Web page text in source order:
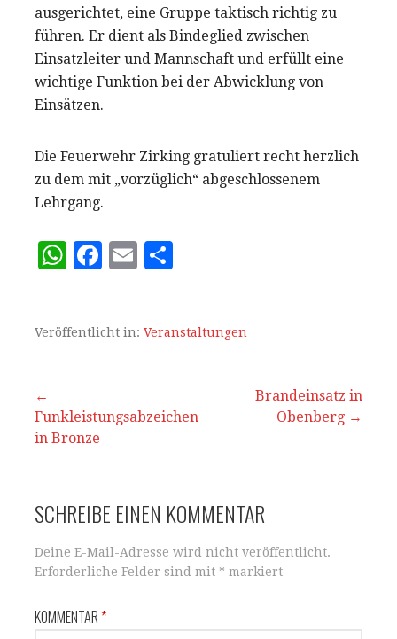
ausgerichtet, eine Gruppe taktisch richtig zu
führen. Er dient als Bindeglied zwischen
Einsatzleiter und Mannschaft und erfüllt eine
wichtige Funktion bei der Abwicklung von
Einsätzen.
Die Feuerwehr Zirking gratuliert recht herzlich
zu dem mit „vorzüglich“ abgeschlossenem
Lehrgang.
W
s
p
F
e
o
E
l
n
Veröffentlicht in: Veranstaltungen
Beitrags-
Navigation
←
Funkleistungsabzeichen
in Bronze
Brandeinsatz in
Obenberg →
SCHREIBE EINEN KOMMENTAR
Deine E-Mail-Adresse wird nicht veröffentlicht.
Erforderliche Felder sind mit * markiert
KOMMENTAR*